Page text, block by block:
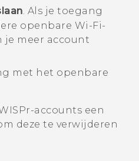
. Als je toegang
openbare Wi‍-Fi-
je meer account
met het openbare
accounts een
deze te verwijderen